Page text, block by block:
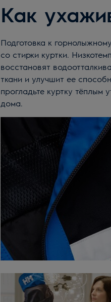
Как
Подготовка к горнолыжному или парусному приключению начинается
со стирки куртки.
восстановят
ткани и улучшит ее
прогладьте куртку тёплым
дома.